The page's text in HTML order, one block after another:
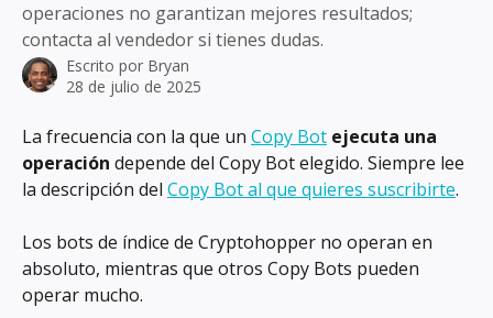
operaciones no garantizan mejores resultados;
contacta al vendedor si tienes dudas.
Escrito por Bryan
28 de julio de 2025
La frecuencia con la que un Copy Bot ejecuta una
operación depende del Copy Bot elegido. Siempre lee
la descripción del Copy Bot al que quieres suscribirte.
Los bots de índice de Cryptohopper no operan en
absoluto, mientras que otros Copy Bots pueden
operar mucho.